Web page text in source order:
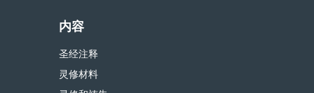
内容
圣经注释
灵修材料